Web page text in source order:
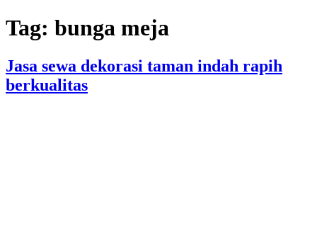
Tag: bunga meja
Jasa sewa dekorasi taman indah rapih
berkualitas